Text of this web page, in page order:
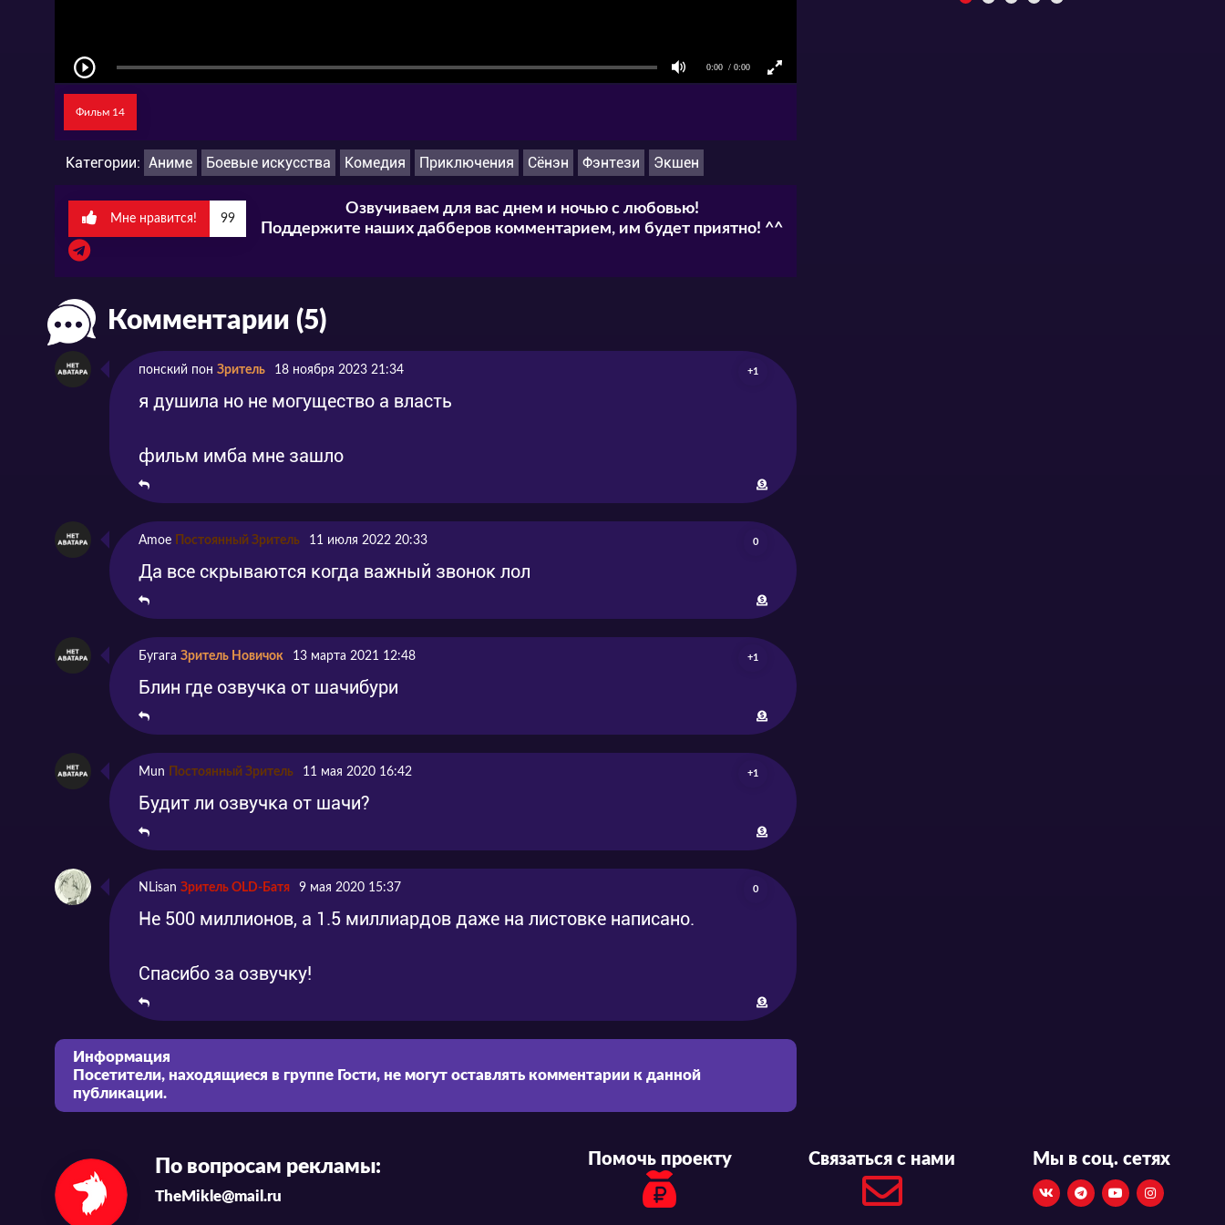
Фильм 14
Категории: Аниме Боевые искусства Комедия Приключения Сёнэн Фэнтези Экшен
Мне нравится! 99
Озвучиваем для вас днем и ночью с любовью!
Поддержите наших дабберов комментарием, им будет приятно! ^^
Комментарии (5)
понский пон Зритель 18 ноября 2023 21:34 +1
я душила но не могущество а власть
фильм имба мне зашло
Amoe Постоянный Зритель 11 июля 2022 20:33 0
Да все скрываются когда важный звонок лол
Бугага Зритель Новичок 13 марта 2021 12:48 +1
Блин где озвучка от шачибури
Mun Постоянный Зритель 11 мая 2020 16:42 +1
Будит ли озвучка от шачи?
NLisan Зритель OLD-Батя 9 мая 2020 15:37 0
Не 500 миллионов, а 1.5 миллиардов даже на листовке написано.
Спасибо за озвучку!
Информация
Посетители, находящиеся в группе Гости, не могут оставлять комментарии к данной
публикации.
По вопросам рекламы:
TheMikle@mail.ru
Помочь проекту Связаться с нами Мы в соц. сетях